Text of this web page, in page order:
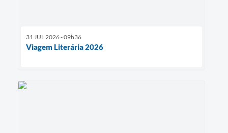
31 JUL 2026 - 09h36
Viagem Literária 2026